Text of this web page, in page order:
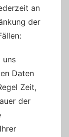
an
der
uns
Daten
Zeit,
der